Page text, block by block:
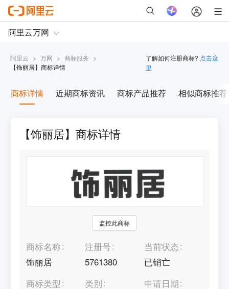
阿里云 > 万网 > 商标服务 >
【饰丽居】商标详情
了解如何注册商标? 点击这
里
商标详情 近期商标资讯 商标产品推荐 相似商标推荐
【饰丽居】商标详情
监控此商标
商标名称
饰丽居
注册号
5761380
当前状态
已销亡
商标类型
类别
申请日期